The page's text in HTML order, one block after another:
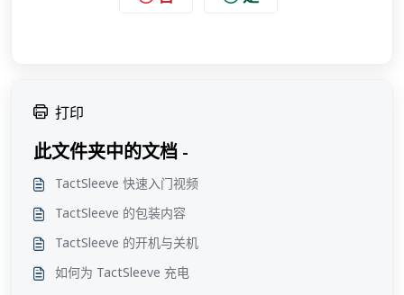
打印
此文件夹中的文档 -
TactSleeve 快速入门视频
TactSleeve 的包装内容
TactSleeve 的开机与关机
如何为 TactSleeve 充电